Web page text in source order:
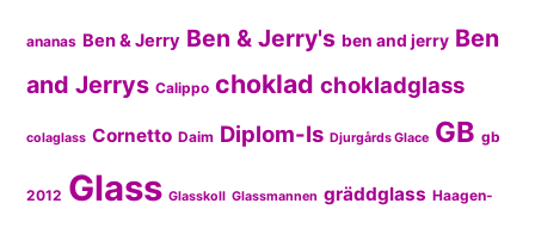
ananas Ben & Jerry Ben & Jerry's ben and jerry Ben
and Jerrys Calippo choklad chokladglass
colaglass Cornetto Daim Diplom-Is Djurgårds Glace GB gb
2012 Glass Glasskoll Glassmannen gräddglass Haagen-